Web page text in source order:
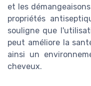
et les
propriétés
souligne que
peut améliore la
ainsi un
cheveux.